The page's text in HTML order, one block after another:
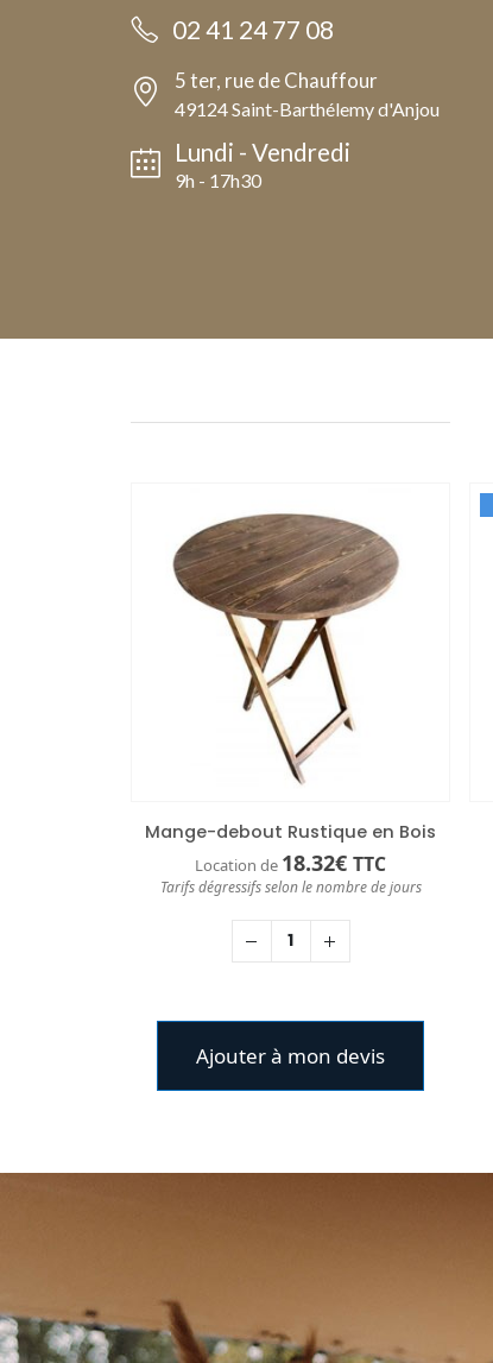
02 41 24 77 08
5 ter, rue de Chauffour
49124 Saint-Barthélemy d'Anjou
Lundi - Vendredi
9h - 17h30
Mange-debout Rustique en Bois
Location de 18.32€ TTC
Tarifs dégressifs selon le nombre de jours
Ajouter à mon devis